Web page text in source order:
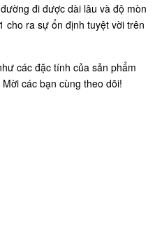
đi được dài lâu và độ mòn
cho ra sự ổn định tuyệt vời trên
các đặc tính của sản phẩm
các bạn cùng theo dõi!